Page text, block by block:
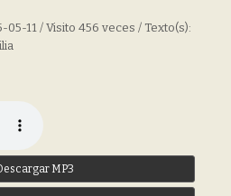
05-11 / Visito 456 veces / Texto(s):
MP3